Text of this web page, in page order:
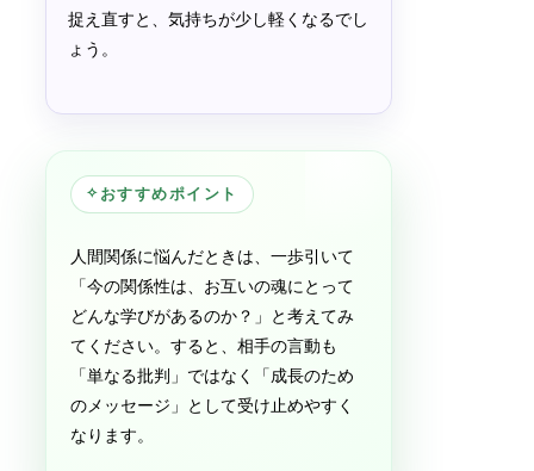
捉え直すと、気持ちが少し軽くなるでし
ょう。
✧ おすすめポイント
人間関係に悩んだときは、一歩引いて
「今の関係性は、お互いの魂にとって
どんな学びがあるのか？」と考えてみ
てください。すると、相手の言動も
「単なる批判」ではなく「成長のため
のメッセージ」として受け止めやすく
なります。